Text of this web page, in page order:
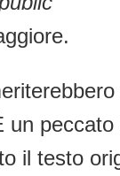
un
il testo